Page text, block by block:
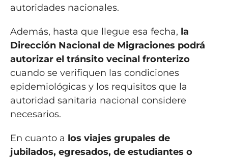
autoridades nacionales.
Además, hasta que llegue esa fecha, la
Dirección Nacional de Migraciones podrá
autorizar el tránsito vecinal fronterizo
cuando se verifiquen las condiciones
epidemiológicas y los requisitos que la
autoridad sanitaria nacional considere
necesarios.
En cuanto a los viajes grupales de
jubilados, egresados, de estudiantes o